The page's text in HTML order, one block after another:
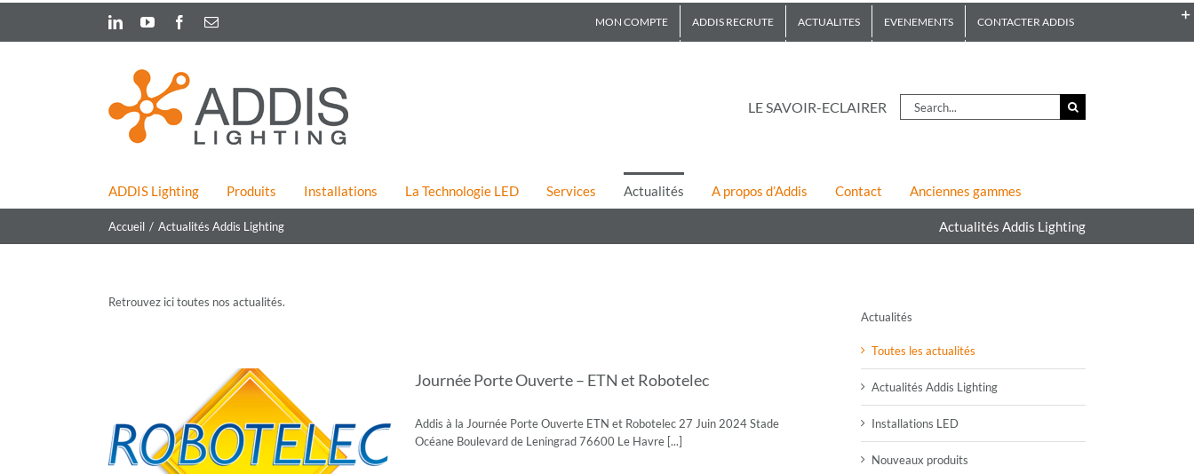
content
LinkedInYouTubeFacebook
Email MON COMPTE ADDIS RECRUTE ACTUALITES EVENEMENTS CONTACTER ADDIS
LE SAVOIR-ECLAIRER
Search
for:
ADDIS Lighting Produits Installations La Technologie LED Services Actualités A propos d’Addis Contact Anciennes gammes
Actualités Addis Lighting
Accueil Actualités Addis Lighting
Retrouvez ici toutes nos actualités.
Journée Porte Ouverte – ETN et Robotelec
Addis à la Journée Porte Ouverte ETN et Robotelec 27 Juin 2024 Stade
Océane Boulevard de Leningrad 76600 Le Havre [...]
Actualités
Toutes les actualités
Actualités Addis Lighting
Installations LED
Nouveaux produits